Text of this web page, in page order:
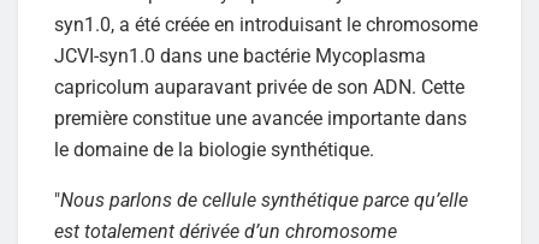
syn1.0, a été créée en introduisant le chromosome
JCVI-syn1.0 dans une bactérie Mycoplasma
capricolum auparavant privée de son ADN. Cette
première constitue une avancée importante dans
le domaine de la biologie synthétique.
"Nous parlons de cellule synthétique parce qu’elle
est totalement dérivée d’un chromosome